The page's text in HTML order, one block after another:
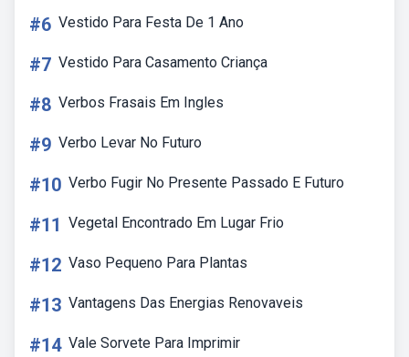
#6 Vestido Para Festa De 1 Ano
#7 Vestido Para Casamento Criança
#8 Verbos Frasais Em Ingles
#9 Verbo Levar No Futuro
#10 Verbo Fugir No Presente Passado E Futuro
#11 Vegetal Encontrado Em Lugar Frio
#12 Vaso Pequeno Para Plantas
#13 Vantagens Das Energias Renovaveis
#14 Vale Sorvete Para Imprimir